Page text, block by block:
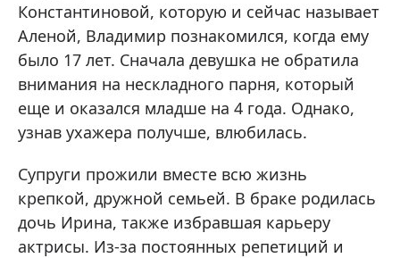
Константиновой, которую и сейчас называет
Аленой, Владимир познакомился, когда ему
было 17 лет. Сначала девушка не обратила
внимания на нескладного парня, который
еще и оказался младше на 4 года. Однако,
узнав ухажера получше, влюбилась.
Супруги прожили вместе всю жизнь
крепкой, дружной семьей. В браке родилась
дочь Ирина, также избравшая карьеру
актрисы. Из-за постоянных репетиций и